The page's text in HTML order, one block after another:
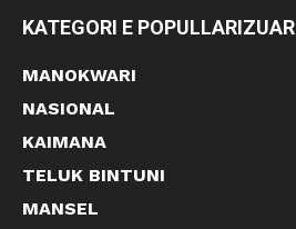
KATEGORI E POPULLARIZUAR
MANOKWARI
NASIONAL
KAIMANA
TELUK BINTUNI
MANSEL